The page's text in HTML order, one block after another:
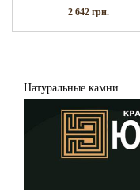
2 642 грн.
Натуральные камни